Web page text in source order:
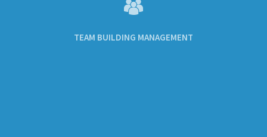
TEAM BUILDING MANAGEMENT